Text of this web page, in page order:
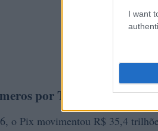
I want
por Trás do Valor
o Pix movimentou R$ 35,4